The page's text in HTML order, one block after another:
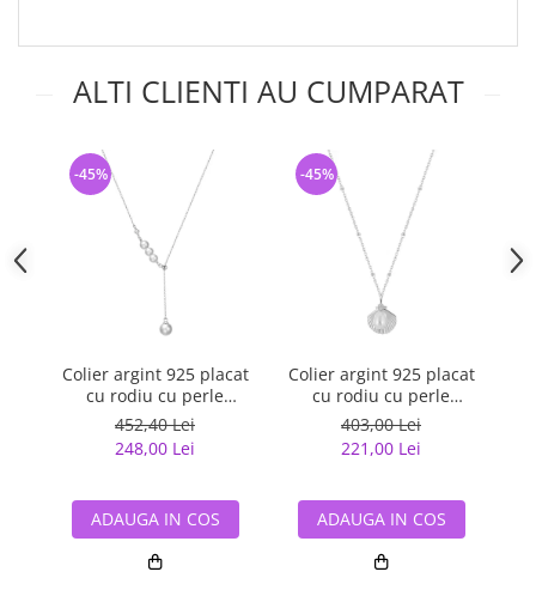
ALTI CLIENTI AU CUMPARAT
Colier argint 925 placat
cu rodiu cu perle
naturale
452,40 Lei
248,00 Lei
-45%
ADAUGA IN COS
Colier argint 925 placat
cu rodiu cu perle
naturale
403,00 Lei
221,00 Lei
-45%
ADAUGA IN COS